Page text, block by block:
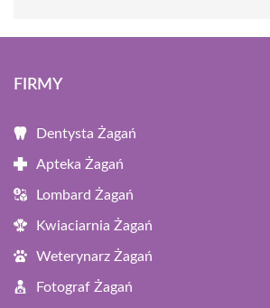
FIRMY
Dentysta Żagań
Apteka Żagań
Lombard Żagań
Kwiaciarnia Żagań
Weterynarz Żagań
Fotograf Żagań